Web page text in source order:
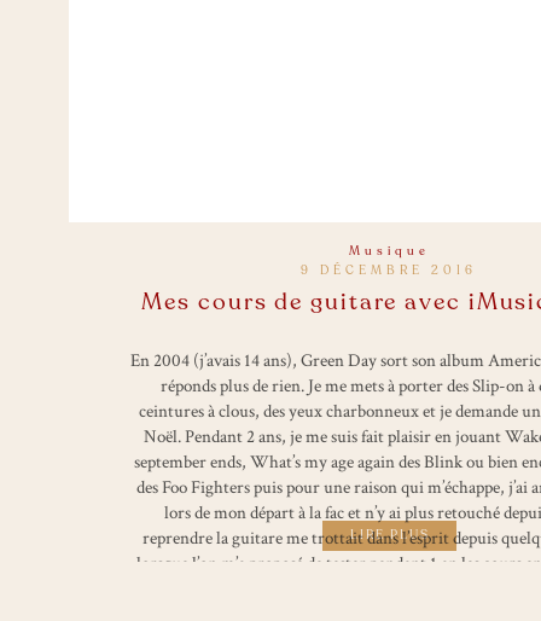
LIRE PLUS
En 2004 (j’avais 14 ans), Green Day sort son album
réponds plus de rien. Je me mets à porter des Slip-on à
ceintures à clous, des yeux charbonneux et je demande
Noël. Pendant 2 ans, je me suis fait plaisir en jouant
september ends, What’s my age again des Blink ou bien
des Foo Fighters puis pour une raison qui m’échappe, j’ai
lors de mon départ à la fac et n’y ai plus retouché
reprendre la guitare me trottait dans l’esprit depuis
lorsque l’on m’a proposé de tester pendant 1 an les cours
9 DÉCEMBRE 2016
Mes cours de guitare avec
Musique